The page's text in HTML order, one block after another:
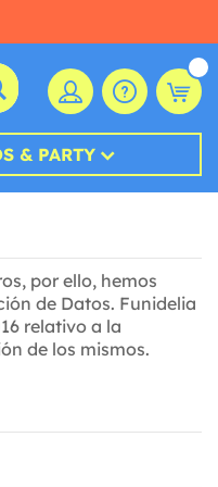
& PARTY
por ello, hemos
de Datos. Funidelia
relativo a la
de los mismos.